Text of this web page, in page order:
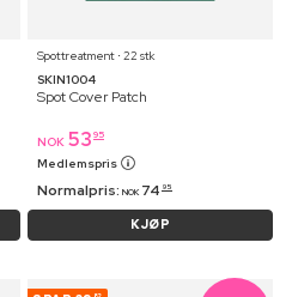
Spottreatment ⋅ 22 stk
SKIN1004
Spot Cover Patch
NOK 53 95
Medlemspris
Normalpris: NOK 74 95
KJØP